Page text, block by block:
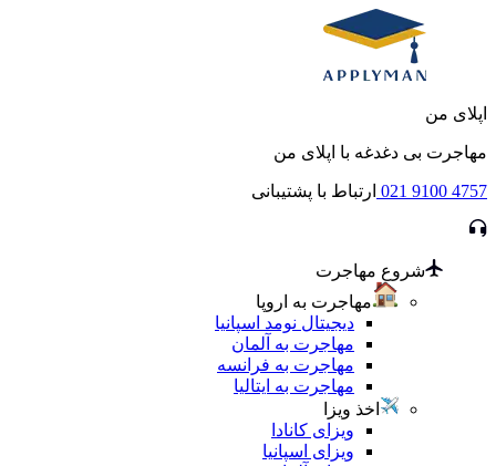
اپلای من
مهاجرت بی دغدغه با اپلای من
021 9100 4757 ارتباط با پشتیبانی
شروع مهاجرت
مهاجرت به اروپا
دیجیتال نومد اسپانیا
مهاجرت به آلمان
مهاجرت به فرانسه
مهاجرت به ایتالیا
اخذ ویزا
ویزای کانادا
ویزای اسپانیا